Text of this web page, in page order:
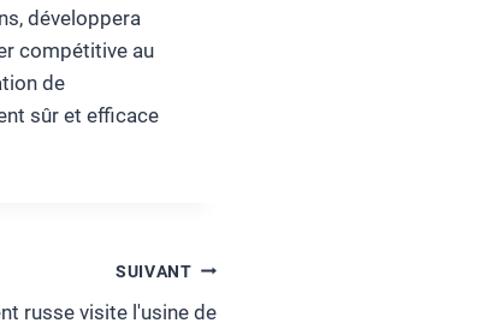
développera
compétitive au
de
sûr et efficace
SUIVANT
russe visite l'usine de